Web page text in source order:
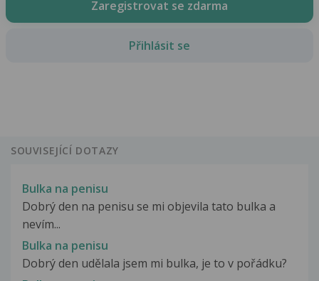
Zaregistrovat se zdarma
Přihlásit se
SOUVISEJÍCÍ DOTAZY
Bulka na penisu
Dobrý den na penisu se mi objevila tato bulka a
nevím...
Bulka na penisu
Dobrý den udělala jsem mi bulka, je to v pořádku?